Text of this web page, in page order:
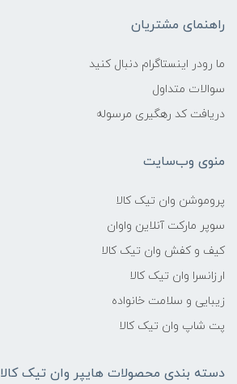
راهنمای مشتریان
ما رودر اینستاگرام دنبال کنید
سوالات متداول
دریافت کد رهگیری مرسوله
منوی وب‌سایت
پروموشن وان تیک کالا
سوپر مارکت آنلاین واوان
کیف و کفش وان تیک کالا
ارزانسرا وان تیک کالا
زیبایی و سلامت خانواده
پت شاپ وان تیک کالا
دسته بندی محصولات هایپر وان تیک کالا